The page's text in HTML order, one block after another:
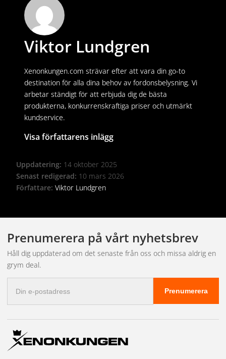
Viktor Lundgren
Xenonkungen.com strävar efter att vara din go-to
destination för alla dina behov av fordonsbelysning. Vi
arbetar ständigt för att erbjuda dig de bästa
produkterna, konkurrenskraftiga priser och utmärkt
kundservice.
Visa författarens inlägg
Uppdatering: 14 oktober 2025
Senast redigerad: 10 mars 2026
Författare: Viktor Lundgren
Prenumerera på vårt nyhetsbrev
Håll dig uppdaterad om det senaste från oss och missa aldrig en
grym deal.
postadress
Prenumerera